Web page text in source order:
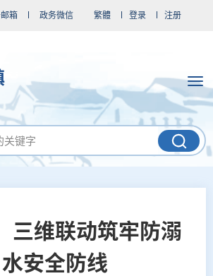
箱 政务微信 繁體 登录 注册
三维联动筑牢防溺
水安全防线